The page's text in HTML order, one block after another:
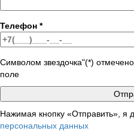
Телефон *
Символом звездочка"(*)
поле
Нажимая кнопку «Отправить», я
персональных данных